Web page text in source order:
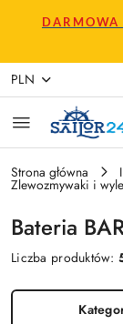
Przejdź do
Przejdź do
Przejdź do
Przejdź do
Przejdź do
DARMOWA
PLN
Strona główna
Zlewozmywaki i
Bateria
Liczba produktów: